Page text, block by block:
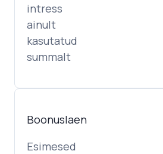
intress
ainult
kasutatud
summalt
Boonuslaen
Esimesed